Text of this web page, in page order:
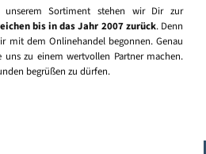
unserem Sortiment stehen wir Dir zur
bis in das Jahr 2007 zurück. Denn
mit dem Onlinehandel begonnen. Genau
uns zu einem wertvollen Partner machen.
begrüßen zu dürfen.